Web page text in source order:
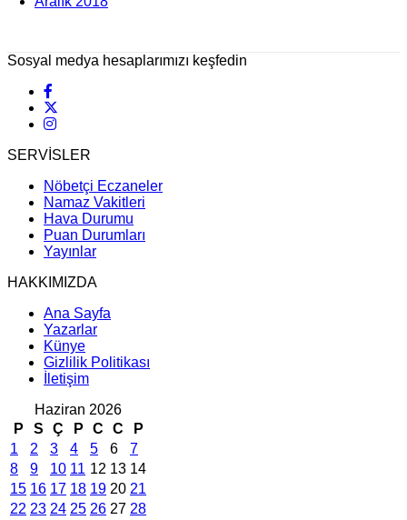
Sosyal medya hesaplarımızı keşfedin
SERVİSLER
Nöbetçi Eczaneler
Namaz Vakitleri
Hava Durumu
Puan Durumları
Yayınlar
HAKKIMIZDA
Ana Sayfa
Yazarlar
Künye
Gizlilik Politikası
İletişim
Haziran 2026
P
S Ç P C C
P
1
2 3 4 5 6
7
8
9 10 11 12 13 14
15 16 17 18 19 20 21
22 23 24 25 26 27 28